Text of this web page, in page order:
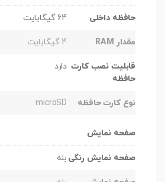
حافظه داخلی 64 گیگابایت
مقدار RAM 4 گیگابایت
قابلیت نصب کارت
حافظه
دارد
نوع کارت حافظه microSD
صفحه نمایش
صفحه نمایش رنگی بله